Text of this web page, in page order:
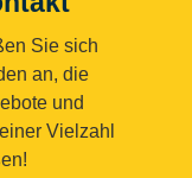
Sie sich
an, die
und
Vielzahl